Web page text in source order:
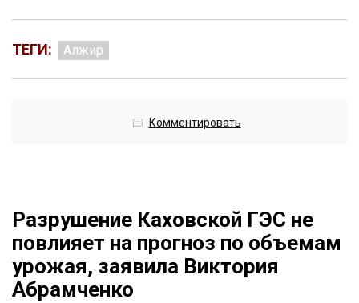
ТЕГИ: Алжир
Комментировать
Разрушение Каховской ГЭС не
повлияет на прогноз по объемам
урожая, заявила Виктория
Абрамченко